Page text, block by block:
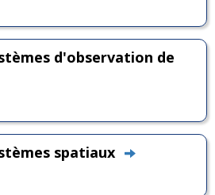
d'observation de
spatiaux